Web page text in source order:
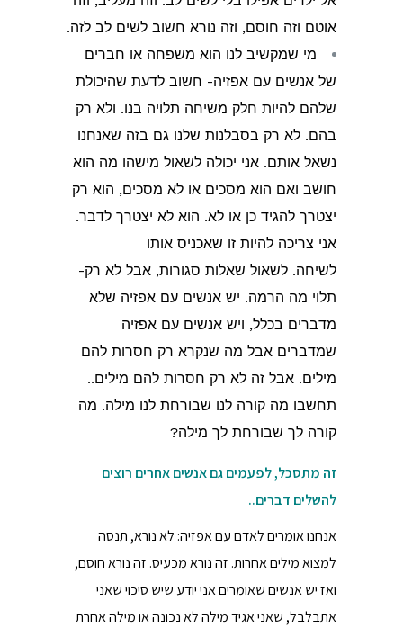
אוטם וזה חוסם, וזה נורא חשוב לשים לב לזה.
מי שמקשיב לנו הוא משפחה או חברים
של אנשים עם אפזיה- חשוב לדעת שהיכולת
שלהם להיות חלק משיחה תלויה בנו. ולא רק
בהם. לא רק בסבלנות שלנו גם בזה שאנחנו
נשאל אותם. אני יכולה לשאול מישהו מה הוא
חושב ואם הוא מסכים או לא מסכים, הוא רק
יצטרך להגיד כן או לא. הוא לא יצטרך לדבר.
אני צריכה להיות זו שאכניס אותו
לשיחה. לשאול שאלות סגורות, אבל לא רק-
תלוי מה הרמה. יש אנשים עם אפזיה שלא
מדברים בכלל, ויש אנשים עם אפזיה
שמדברים אבל מה שנקרא רק חסרות להם
מילים. אבל זה לא רק חסרות להם מילים..
תחשבו מה קורה לנו שבורחת לנו מילה. מה
קורה לך שבורחת לך מילה?
זה מתסכל, לפעמים גם אנשים אחרים רוצים
להשלים דברים..
אנחנו אומרים לאדם עם אפזיה: לא נורא, תנסה
למצוא מילים אחרות. זה נורא מכעיס. זה נורא חוסם,
ואז יש אנשים שאומרים אני יודע שיש סיכוי שאני
אתבלבל, שאני אגיד מילה לא נכונה או מילה אחרת